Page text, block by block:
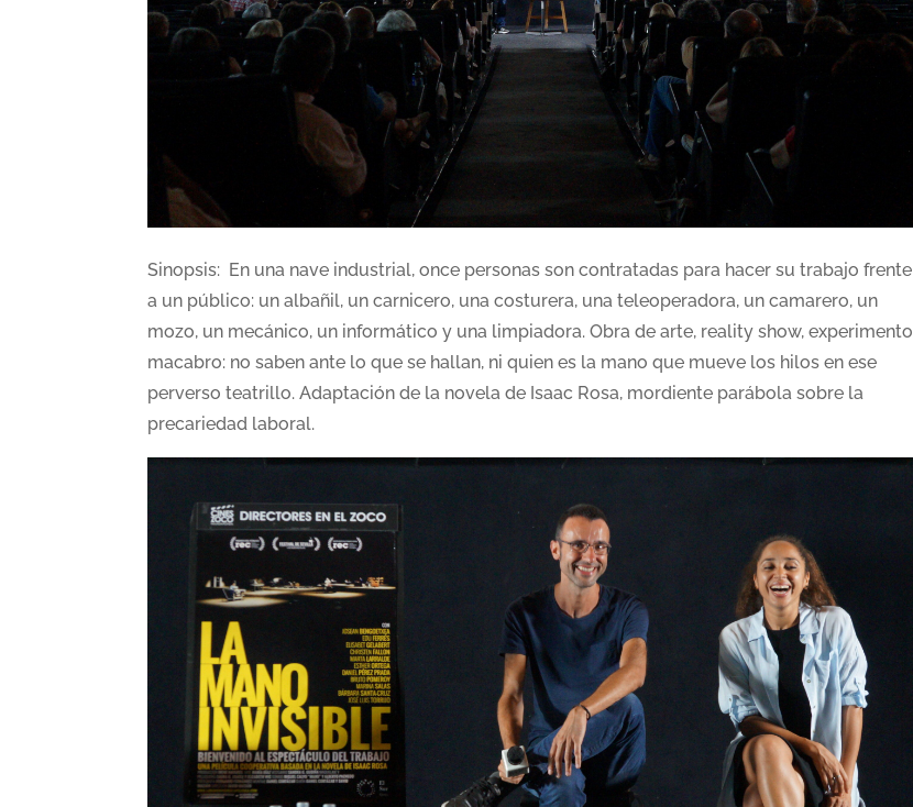
Sinopsis: En una nave industrial, once personas son contratadas para hacer su trabajo frente
a un público: un albañil, un carnicero, una costurera, una teleoperadora, un camarero, un
mozo, un mecánico, un informático y una limpiadora. Obra de arte, reality show, experimento
macabro: no saben ante lo que se hallan, ni quien es la mano que mueve los hilos en ese
perverso teatrillo. Adaptación de la novela de Isaac Rosa, mordiente parábola sobre la
precariedad laboral.